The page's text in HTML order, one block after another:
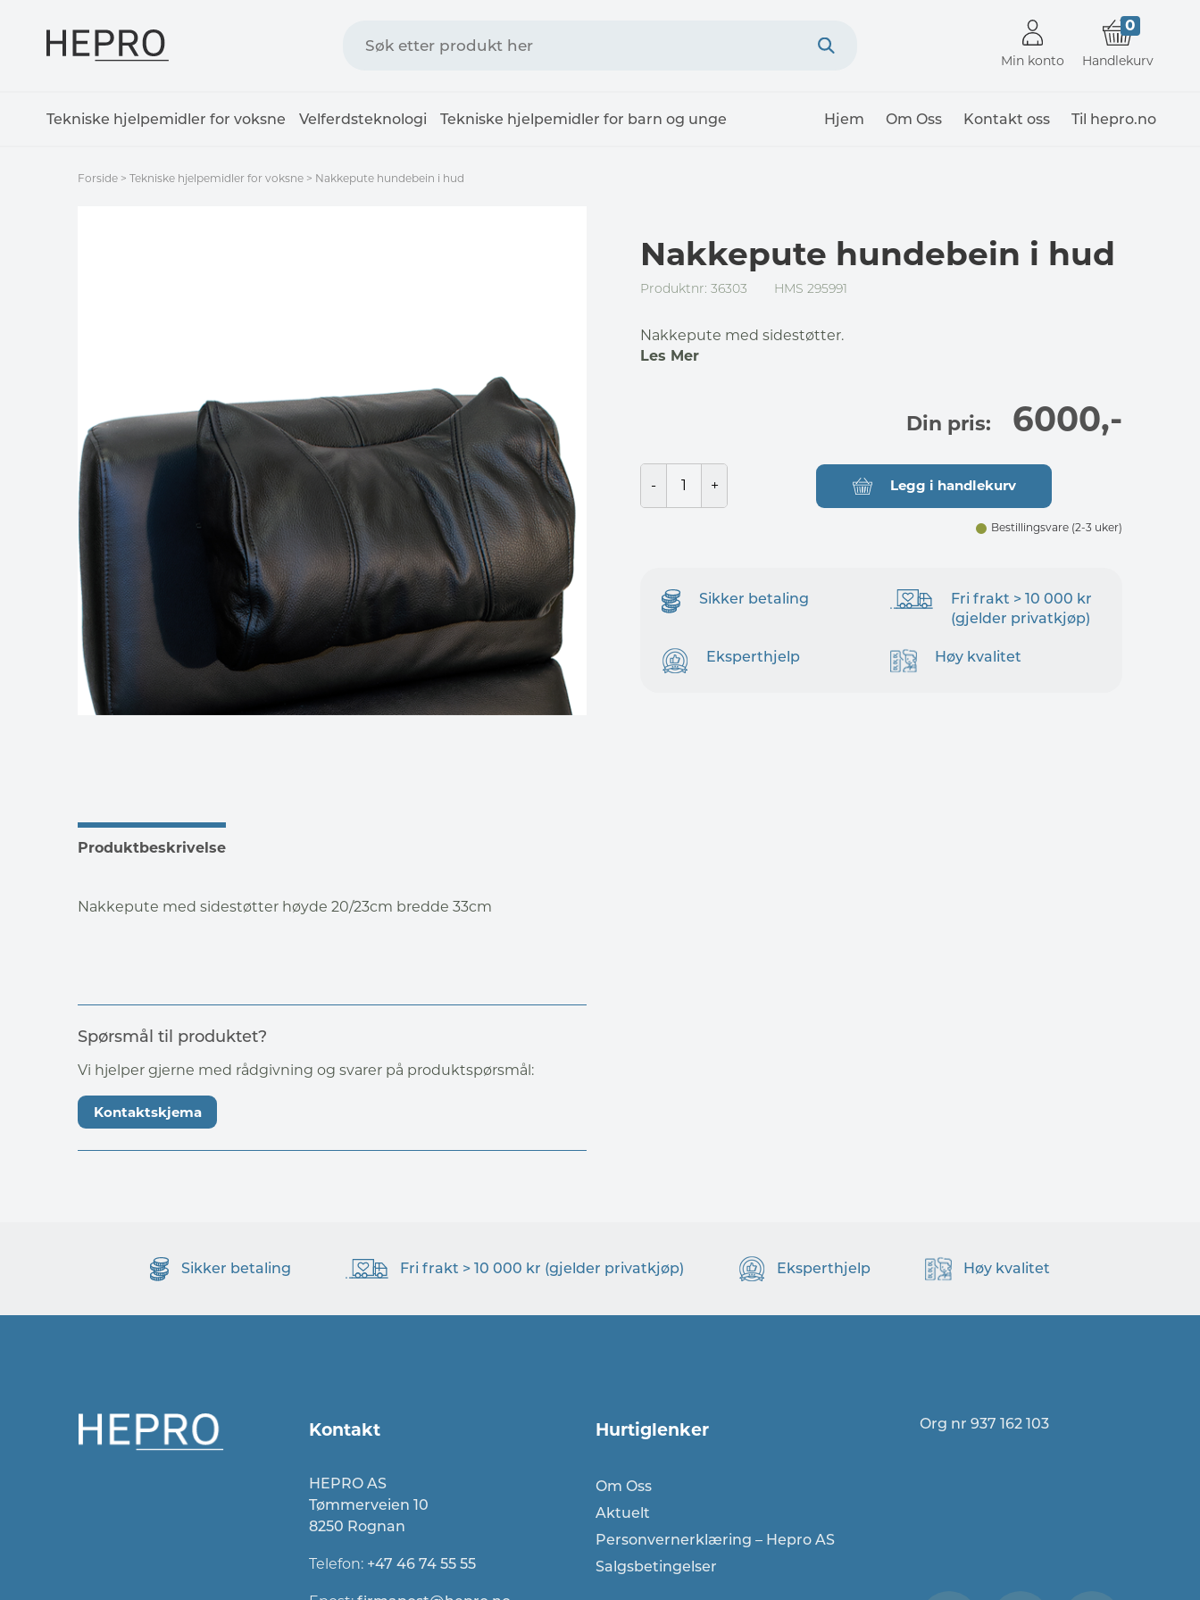
Min konto
0
Handlekurv
Tekniske hjelpemidler for voksne Velferdsteknologi Tekniske hjelpemidler for barn og unge Hjem Om Oss Kontakt oss Til hepro.no
Forside > Tekniske hjelpemidler for voksne > Nakkepute hundebein i hud
Nakkepute hundebein i hud
Produktnr: 36303 HMS 295991
Nakkepute med sidestøtter.
Les Mer
Din pris: 6000,-
Legg i handlekurv
Bestillingsvare (2-3 uker)
Sikker betaling
Fri frakt > 10 000 kr
(gjelder privatkjøp)
Eksperthjelp Høy kvalitet
Produktbeskrivelse
Nakkepute med sidestøtter høyde 20/23cm bredde 33cm
Spørsmål til produktet?
Vi hjelper gjerne med rådgivning og svarer på produktspørsmål:
Kontaktskjema
Sikker betaling Fri frakt > 10 000 kr (gjelder privatkjøp) Eksperthjelp Høy kvalitet
Kontakt
HEPRO AS
Tømmerveien 10
8250 Rognan
Telefon: +47 46 74 55 55
Hurtiglenker
Om Oss
Aktuelt
Personvernerklæring – Hepro AS
Salgsbetingelser
Org nr 937 162 103